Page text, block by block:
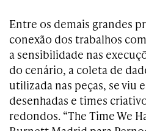
Entre os demais grandes
conexão dos trabalhos
a sensibilidade nas
do cenário, a coleta de
utilizada nas peças, se viu
desenhadas e times
redondos. “The Time We